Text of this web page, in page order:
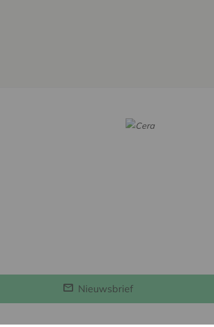
Nieuwsbrief